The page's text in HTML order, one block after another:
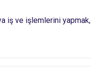
iş ve işlemlerini yapmak,